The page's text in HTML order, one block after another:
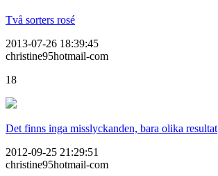
Två sorters rosé
2013-07-26 18:39:45
christine95hotmail-com
18
Det finns inga misslyckanden, bara olika resultat
2012-09-25 21:29:51
christine95hotmail-com